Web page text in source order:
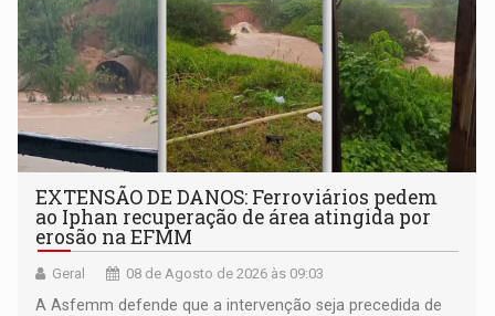
EXTENSÃO DE DANOS: Ferroviários pedem
ao Iphan recuperação de área atingida por
erosão na EFMM
Geral 08 de Agosto de 2026 às 09:03
A Asfemm defende que a intervenção seja precedida de